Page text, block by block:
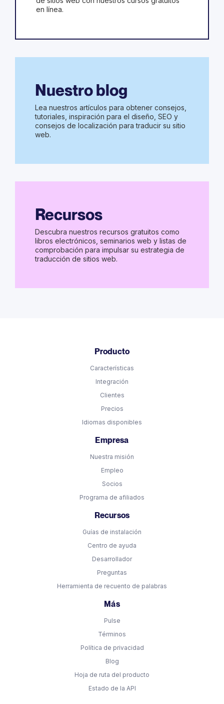
en línea.
Nuestro blog
Lea nuestros artículos para obtener consejos,
tutoriales, inspiración para el diseño, SEO y
consejos de localización para traducir su sitio
web.
Recursos
Descubra nuestros recursos gratuitos como
libros electrónicos, seminarios web y listas de
comprobación para impulsar su estrategia de
traducción de sitios web.
Producto
Características
Integración
Clientes
Precios
Idiomas disponibles
Empresa
Nuestra misión
Empleo
Socios
Programa de afiliados
Recursos
Guías de instalación
Centro de ayuda
Desarrollador
Preguntas
Herramienta de recuento de palabras
Más
Pulse
Términos
Política de privacidad
Blog
Hoja de ruta del producto
Estado de la API